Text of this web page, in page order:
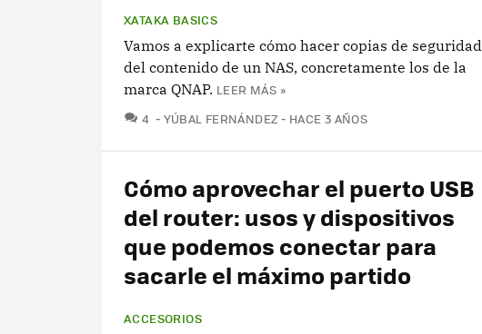
XATAKA BASICS
Vamos a explicarte cómo hacer copias de seguridad
del contenido de un NAS, concretamente los de la
marca QNAP. LEER MÁS »
4 COMENTARIOS
YÚBAL FERNÁNDEZ HACE 3 AÑOS
Cómo aprovechar el puerto USB
del router: usos y dispositivos
que podemos conectar para
sacarle el máximo partido
ACCESORIOS